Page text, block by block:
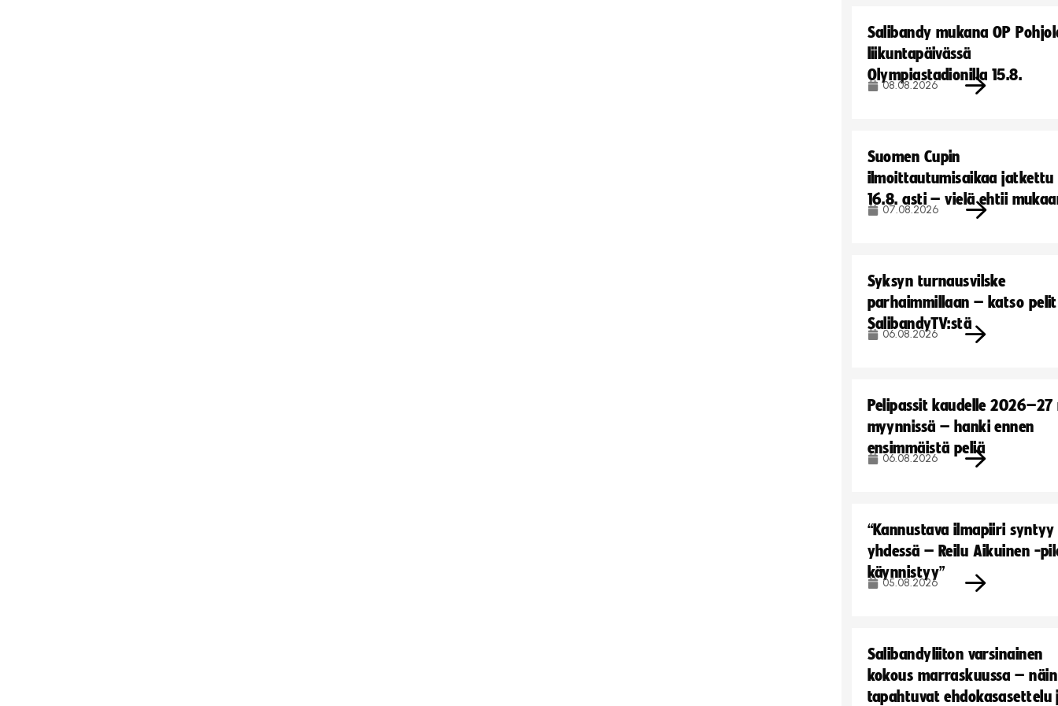
Salibandy mukana OP
liikuntapäivässä
Olympiastadionilla 15.8.
08.08.2026
Suomen Cupin
ilmoittautumisaikaa jatkettu
16.8. asti – vielä ehtii
07.08.2026
Syksyn turnausvilske
parhaimmillaan – katso pelit
SalibandyTV:stä
06.08.2026
Pelipassit kaudelle
myynnissä – hanki ennen
ensimmäistä peliä
06.08.2026
“Kannustava ilmapiiri syntyy
yhdessä – Reilu Aikuinen -
käynnistyy”
05.08.2026
Salibandyliiton varsinainen
kokous marraskuussa – näin
tapahtuvat ehdokasasettelu